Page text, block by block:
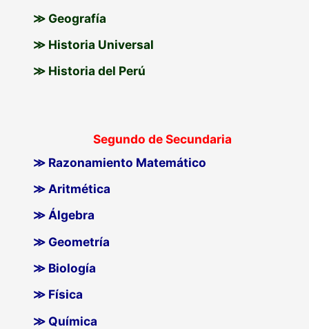
≫ Geografía
≫ Historia Universal
≫ Historia del Perú
Segundo de Secundaria
≫ Razonamiento Matemático
≫ Aritmética
≫ Álgebra
≫ Geometría
≫ Biología
≫ Física
≫ Química